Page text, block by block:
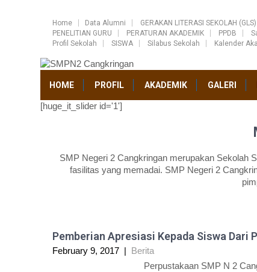
Home Data Alumni GERAKAN LITERASI SEKOLAH (GLS)
PENELITIAN GURU
PERATURAN AKADEMIK PPDB
Profil Sekolah
SISWA Silabus Sekolah Kalender
HOME PROFIL AKADEMIK GALERI
[huge_it_slider id='1']
SMP Negeri 2 Cangkringan merupakan Sekolah
fasilitas yang memadai. SMP Negeri 2
Pemberian Apresiasi Kepada Siswa Dari
February 9, 2017 | Berita
Perpustakaan SMP N 2